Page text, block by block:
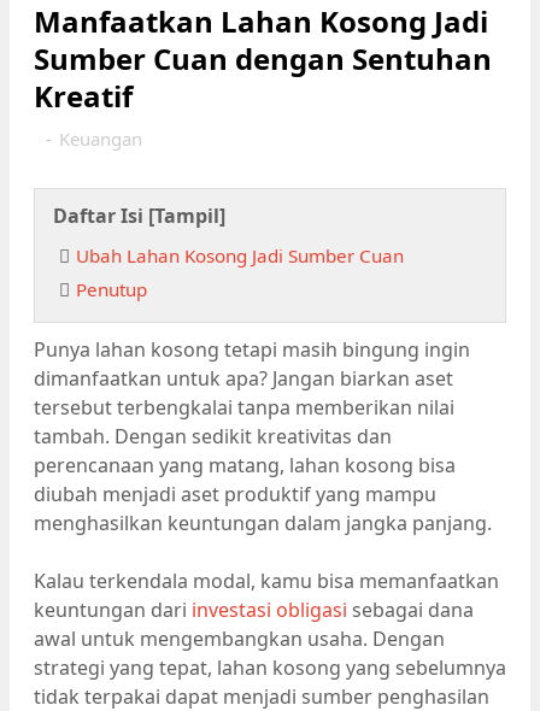
Manfaatkan Lahan Kosong Jadi
Sumber Cuan dengan Sentuhan
Kreatif
- Keuangan
Daftar Isi [Tampil]
Ubah Lahan Kosong Jadi Sumber Cuan
Penutup
Punya lahan kosong tetapi masih bingung ingin
dimanfaatkan untuk apa? Jangan biarkan aset
tersebut terbengkalai tanpa memberikan nilai
tambah. Dengan sedikit kreativitas dan
perencanaan yang matang, lahan kosong bisa
diubah menjadi aset produktif yang mampu
menghasilkan keuntungan dalam jangka panjang.
Kalau terkendala modal, kamu bisa memanfaatkan
keuntungan dari investasi obligasi sebagai dana
awal untuk mengembangkan usaha. Dengan
strategi yang tepat, lahan kosong yang sebelumnya
tidak terpakai dapat menjadi sumber penghasilan